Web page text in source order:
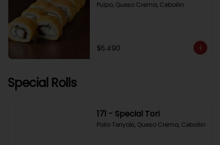
Pulpo, Queso Crema, Cebollin
$6.490
Special Rolls
171 - Special Tori
Pollo Teriyaki, Queso Crema, Cebollin